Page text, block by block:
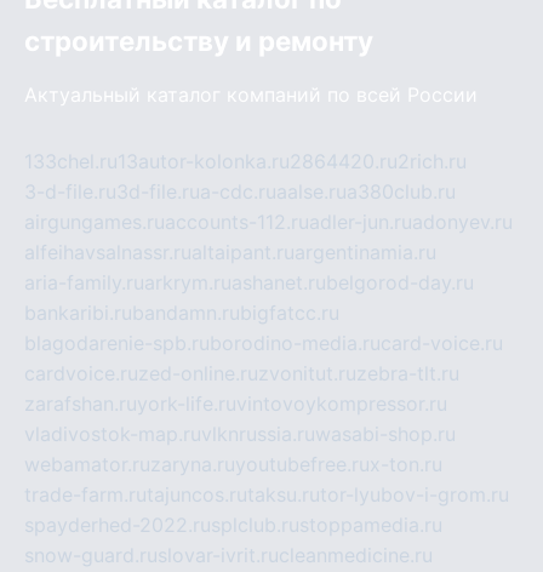
строительству и ремонту
Актуальный каталог компаний по всей России
133chel.ru13autor-kolonka.ru2864420.ru2rich.ru
3-d-file.ru3d-file.rua-cdc.ruaalse.rua380club.ru
airgungames.ruaccounts-112.ruadler-jun.ruadonyev.ru
alfeihavsalnassr.rualtaipant.ruargentinamia.ru
aria-family.ruarkrym.ruashanet.rubelgorod-day.ru
bankaribi.rubandamn.rubigfatcc.ru
blagodarenie-spb.ruborodino-media.rucard-voice.ru
cardvoice.ruzed-online.ruzvonitut.ruzebra-tlt.ru
zarafshan.ruyork-life.ruvintovoykompressor.ru
vladivostok-map.ruvlknrussia.ruwasabi-shop.ru
webamator.ruzaryna.ruyoutubefree.rux-ton.ru
trade-farm.rutajuncos.rutaksu.rutor-lyubov-i-grom.ru
spayderhed-2022.rusplclub.rustoppamedia.ru
snow-guard.ruslovar-ivrit.rucleanmedicine.ru